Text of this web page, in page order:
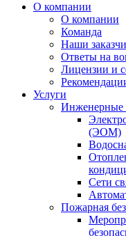
О компании
О компании
Команда
Наши
Ответы на
Лицензии и
Услуги
Инженерные
(ЭОМ)
Сети
Пожарная